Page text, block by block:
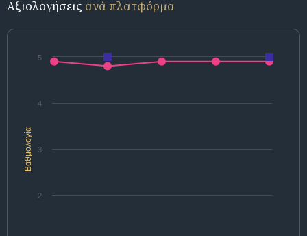
Αξιολογήσεις ανά πλατφόρμα
Βαθμολογία
2
3
4
5